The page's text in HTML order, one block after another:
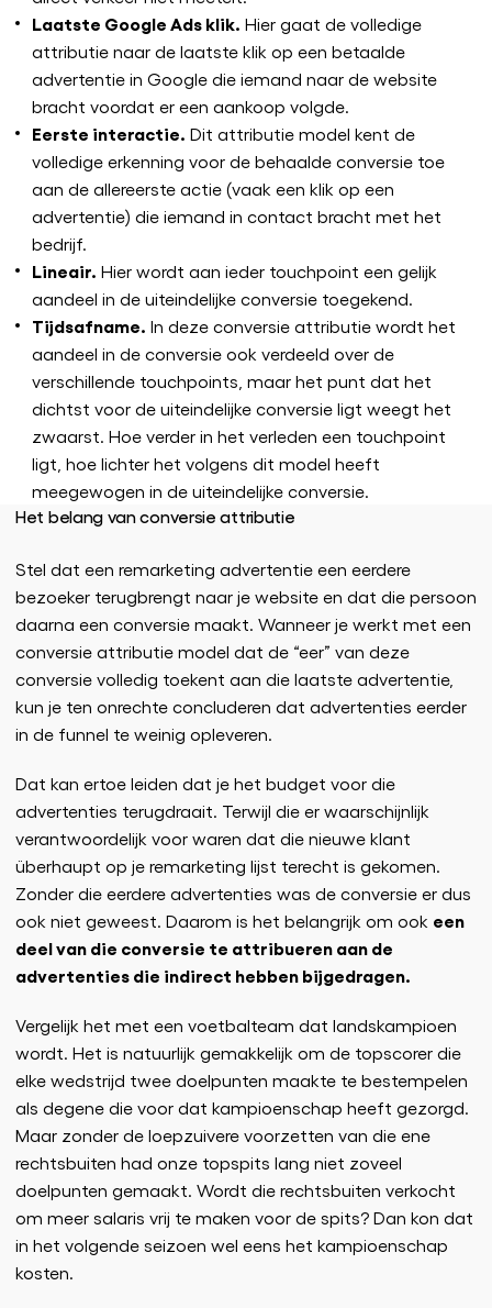
Laatste Google Ads klik. Hier gaat de volledige
attributie naar de laatste klik op een betaalde
advertentie in Google die iemand naar de website
bracht voordat er een aankoop volgde.
Eerste interactie. Dit attributie model kent de
volledige erkenning voor de behaalde conversie toe
aan de allereerste actie (vaak een klik op een
advertentie) die iemand in contact bracht met het
bedrijf.
Lineair. Hier wordt aan ieder touchpoint een gelijk
aandeel in de uiteindelijke conversie toegekend.
Tijdsafname. In deze conversie attributie wordt het
aandeel in de conversie ook verdeeld over de
verschillende touchpoints, maar het punt dat het
dichtst voor de uiteindelijke conversie ligt weegt het
zwaarst. Hoe verder in het verleden een touchpoint
ligt, hoe lichter het volgens dit model heeft
meegewogen in de uiteindelijke conversie.
Het belang van conversie attributie
Stel dat een remarketing advertentie een eerdere
bezoeker terugbrengt naar je website en dat die persoon
daarna een conversie maakt. Wanneer je werkt met een
conversie attributie model dat de “eer” van deze
conversie volledig toekent aan die laatste advertentie,
kun je ten onrechte concluderen dat advertenties eerder
in de funnel te weinig opleveren.
Dat kan ertoe leiden dat je het budget voor die
advertenties terugdraait. Terwijl die er waarschijnlijk
verantwoordelijk voor waren dat die nieuwe klant
überhaupt op je remarketing lijst terecht is gekomen.
Zonder die eerdere advertenties was de conversie er dus
ook niet geweest. Daarom is het belangrijk om ook een
deel van die conversie te attribueren aan de
advertenties die indirect hebben bijgedragen.
Vergelijk het met een voetbalteam dat landskampioen
wordt. Het is natuurlijk gemakkelijk om de topscorer die
elke wedstrijd twee doelpunten maakte te bestempelen
als degene die voor dat kampioenschap heeft gezorgd.
Maar zonder de loepzuivere voorzetten van die ene
rechtsbuiten had onze topspits lang niet zoveel
doelpunten gemaakt. Wordt die rechtsbuiten verkocht
om meer salaris vrij te maken voor de spits? Dan kon dat
in het volgende seizoen wel eens het kampioenschap
kosten.